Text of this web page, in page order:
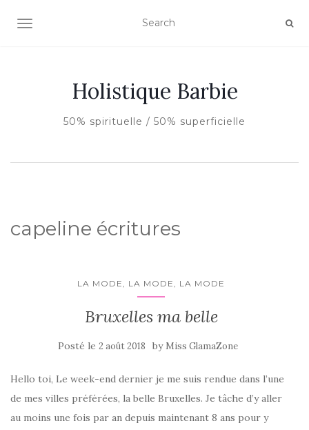
AFFICHER/MASQUER LA NAVIGATION
Holistique Barbie
50% spirituelle / 50% superficielle
capeline écritures
LA MODE, LA MODE, LA MODE
Bruxelles ma belle
Posté le 2 août 2018 by Miss GlamaZone
Hello toi, Le week-end dernier je me suis rendue dans l’une
de mes villes préférées, la belle Bruxelles. Je tâche d’y aller
au moins une fois par an depuis maintenant 8 ans pour y